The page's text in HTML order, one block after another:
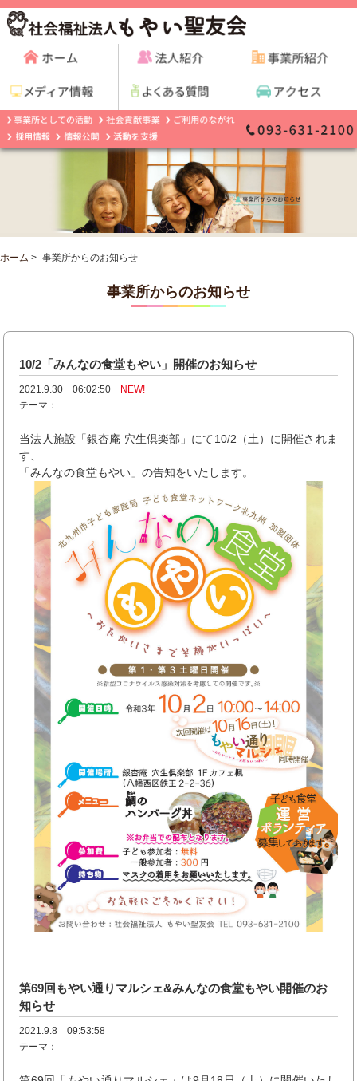
ホーム > 事業所からのお知らせ
事業所からのお知らせ
10/2「みんなの食堂もやい」開催のお知らせ
2021.9.30 06:02:50
NEW!
テーマ：
当法人施設「銀杏庵 穴生倶楽部」にて10/2（土）に開催されま
す、
「みんなの食堂もやい」の告知をいたします。
第69回もやい通りマルシェ&みんなの食堂もやい開催のお
知らせ
2021.9.8 09:53:58
テーマ：